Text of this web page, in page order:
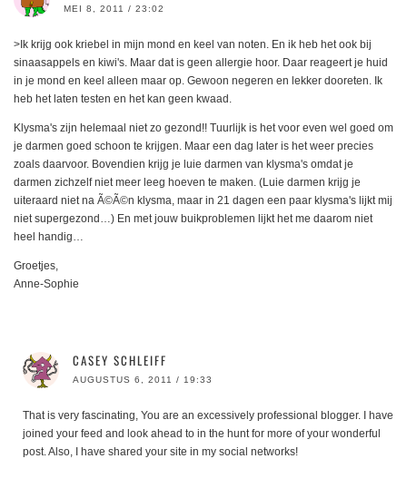
MEI 8, 2011 / 23:02
>Ik krijg ook kriebel in mijn mond en keel van noten. En ik heb het ook bij
sinaasappels en kiwi's. Maar dat is geen allergie hoor. Daar reageert je huid
in je mond en keel alleen maar op. Gewoon negeren en lekker dooreten. Ik
heb het laten testen en het kan geen kwaad.
Klysma's zijn helemaal niet zo gezond!! Tuurlijk is het voor even wel goed om
je darmen goed schoon te krijgen. Maar een dag later is het weer precies
zoals daarvoor. Bovendien krijg je luie darmen van klysma's omdat je
darmen zichzelf niet meer leeg hoeven te maken. (Luie darmen krijg je
uiteraard niet na Ã©Ã©n klysma, maar in 21 dagen een paar klysma's lijkt mij
niet supergezond…) En met jouw buikproblemen lijkt het me daarom niet
heel handig…
Groetjes,
Anne-Sophie
CASEY SCHLEIFF
AUGUSTUS 6, 2011 / 19:33
That is very fascinating, You are an excessively professional blogger. I have
joined your feed and look ahead to in the hunt for more of your wonderful
post. Also, I have shared your site in my social networks!